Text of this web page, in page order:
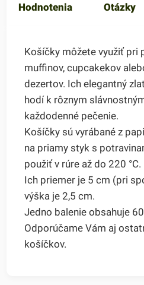
Hodnotenia Otázky
Košíčky môžete využiť pri
muffinov, cupcakekov
dezertov. Ich elegantný
hodí k rôznym
každodenné pečenie.
Košíčky sú vyrábané z
na priamy styk s
použiť v rúre až do 220 °C.
Ich priemer je 5 cm (pri
výška je 2,5 cm.
Jedno balenie obsahuje
Odporúčame Vám aj
košíčkov.